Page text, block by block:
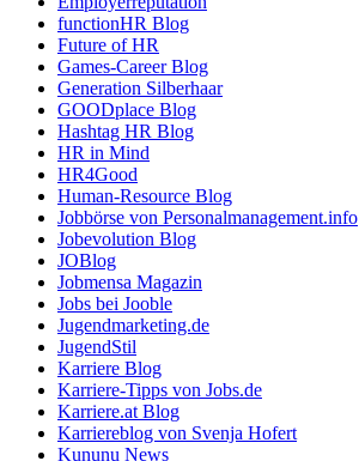
functionHR Blog
Future of HR
Games-Career Blog
Generation Silberhaar
GOODplace Blog
Hashtag HR Blog
HR in Mind
HR4Good
Human-Resource Blog
Jobbörse von Personalmanagement.info
Jobevolution Blog
JOBlog
Jobmensa Magazin
Jobs bei Jooble
Jugendmarketing.de
JugendStil
Karriere Blog
Karriere-Tipps von Jobs.de
Karriere.at Blog
Karriereblog von Svenja Hofert
Kununu News